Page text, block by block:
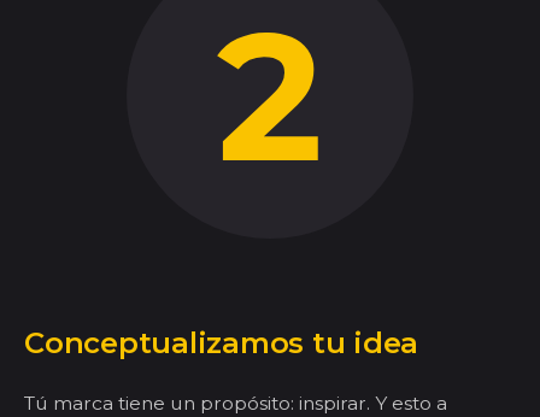
Conceptualizamos tu idea
Tú marca tiene un propósito: inspirar. Y esto a